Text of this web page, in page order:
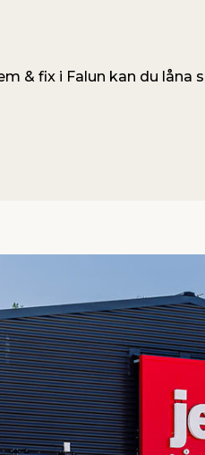
& fix i Falun kan du låna